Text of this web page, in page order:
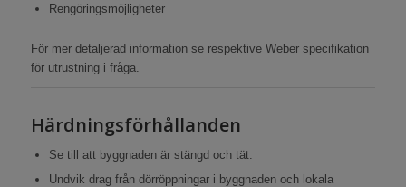
Rengöringsmöjligheter
För mer detaljerad information se respektive Weber specifikation
för utrustning i fråga.
Härdningsförhållanden
Se till att byggnaden är stängd och tät.
Undvik drag från dörröppningar i byggnaden och lokala